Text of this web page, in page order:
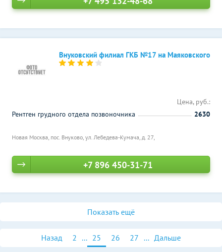
Внуковский филиал ГКБ №17 на Маяковского
Новая Москва, пос. Внуково, ул. Лебедева-Кумача, д. 27,
Цена, руб.:
Рентген грудного отдела позвоночника
2630
+7 896 450-31-71
Показать ещё
Назад 2 ... 25 26 27 ... Дальше